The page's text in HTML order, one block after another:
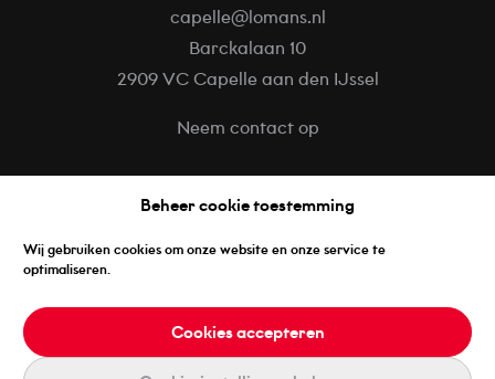
Beheer cookie toestemming
Wij gebruiken cookies om onze website en onze service te
optimaliseren.
Cookies accepteren
capelle@lomans.nl
Barckalaan 10
2909 VC Capelle aan den IJssel
Neem contact op
LinkedIn